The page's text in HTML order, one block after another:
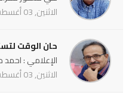
الاثنين, 03 أغسطس 2026 - 08:02 م
حان الوقت
الإعلامي :
الاثنين, 03 أغسطس 2026 - 04:10 م